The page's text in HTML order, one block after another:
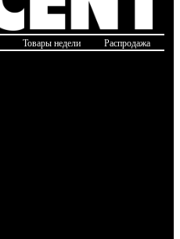
Товары недели Распродажа